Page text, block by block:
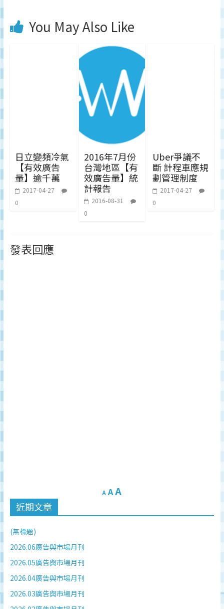
You May Also Like
日立變頻冷氣
【有效廣告
量】逾千萬
2017-04-27
0
2016年7月份
台灣地區【有
效廣告量】統
計報告
2016-08-31
0
Uber爭議不
斷 計程車應規
劃管理制度
2017-04-27
0
發表回應
A AA
近期文章
(無標題)
2026.06廣告與市場月刊
2026.05廣告與市場月刊
2026.04廣告與市場月刊
2026.03廣告與市場月刊